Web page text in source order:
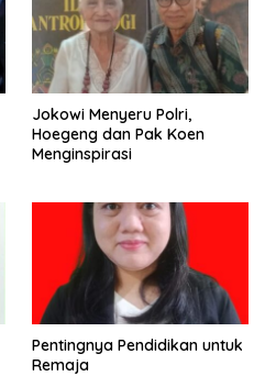
Jokowi Menyeru Polri,
Hoegeng dan Pak Koen
Menginspirasi
Pentingnya Pendidikan untuk
Remaja